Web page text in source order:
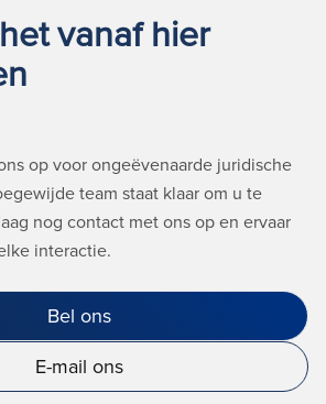
vanaf hier
op voor ongeëvenaarde juridische
team staat klaar om u te
nog contact met ons op en ervaar
interactie.
Bel ons
E-mail ons